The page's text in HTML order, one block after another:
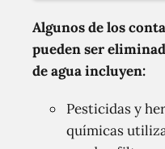
Algunos de los
pueden ser
de agua incluyen:
Pesticidas y
químicas